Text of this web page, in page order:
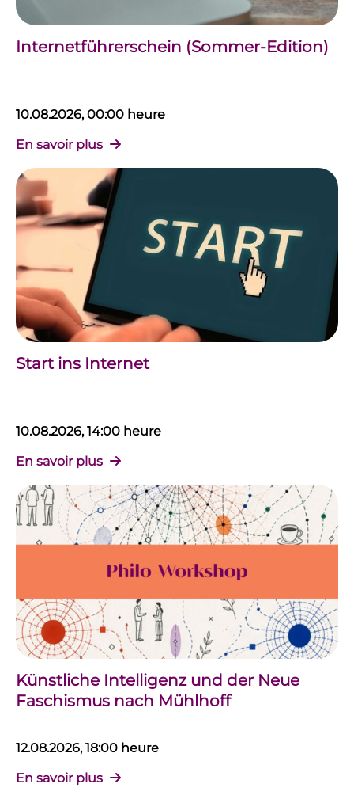
Internetführerschein (Sommer-Edition)
10.08.2026, 00:00 heure
En savoir plus
Start ins Internet
10.08.2026, 14:00 heure
En savoir plus
Künstliche Intelligenz und der Neue
Faschismus nach Mühlhoff
12.08.2026, 18:00 heure
En savoir plus